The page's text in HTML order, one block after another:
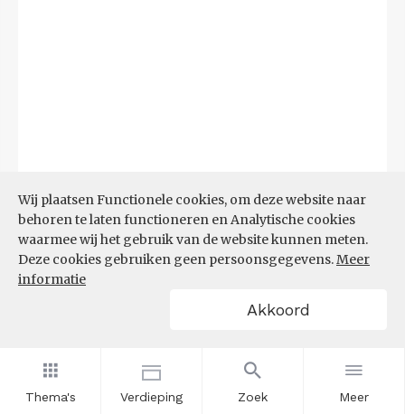
Thema's Verdieping Zoek Meer
Wij plaatsen Functionele cookies, om deze website naar
behoren te laten functioneren en Analytische cookies
waarmee wij het gebruik van de website kunnen meten.
Deze cookies gebruiken geen persoonsgegevens.Meer
informatie
Akkoord
WW-UITKERINGEN NAAR
Filters